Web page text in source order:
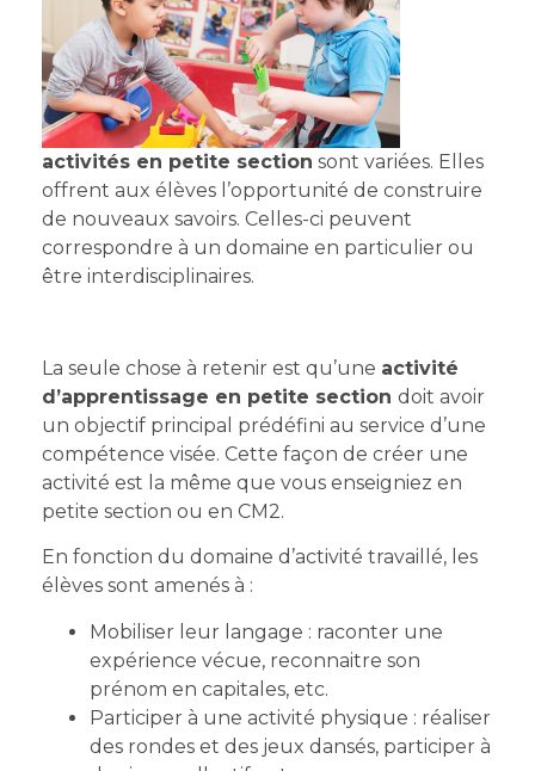
activités en petite section sont variées. Elles
offrent aux élèves l’opportunité de construire
de nouveaux savoirs. Celles-ci peuvent
correspondre à un domaine en particulier ou
être interdisciplinaires.
La seule chose à retenir est qu’une activité
d’apprentissage en petite section doit avoir
un objectif principal prédéfini au service d’une
compétence visée. Cette façon de créer une
activité est la même que vous enseigniez en
petite section ou en CM2.
En fonction du domaine d’activité travaillé, les
élèves sont amenés à :
Mobiliser leur langage : raconter une
expérience vécue, reconnaitre son
prénom en capitales, etc.
Participer à une activité physique : réaliser
des rondes et des jeux dansés, participer à